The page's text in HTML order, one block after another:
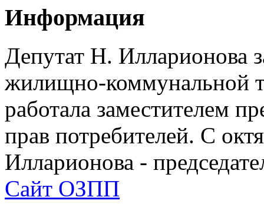
Информация
Депутат Н. Илларионова
жилищно-коммунальной
работала заместителем
прав потребителей. С
Илларионова -
Сайт ОЗПП